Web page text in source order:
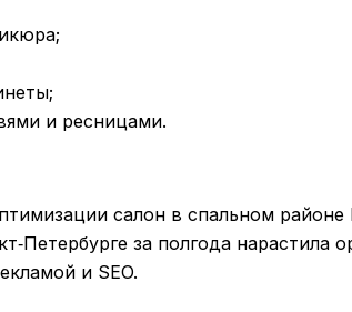
и ресницами.
салон в спальном
за полгода нарастила
и SEO.